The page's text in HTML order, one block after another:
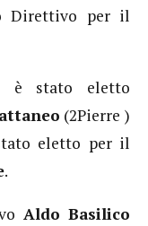
Direttivo per il
è stato eletto
(2Pierre )
eletto per il
.
Aldo Basilico